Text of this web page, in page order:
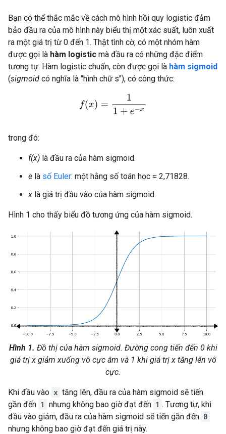
Bạn có thể thắc mắc về cách mô hình hồi quy logistic đảm
bảo đầu ra của mô hình này biểu thị một xác suất, luôn xuất
ra một giá trị từ 0 đến 1. Thật tình cờ, có một nhóm hàm
được gọi là hàm logistic mà đầu ra có những đặc điểm
tương tự. Hàm logistic chuẩn, còn được gọi là hàm sigmoid
(sigmoid có nghĩa là "hình chữ s"), có công thức:
( −x
trong đó:
f(x) là đầu ra của hàm sigmoid.
e là số Euler: một hằng số toán học ≈ 2,71828.
x là giá trị đầu vào của hàm sigmoid.
Hình 1 cho thấy biểu đồ tương ứng của hàm sigmoid.
Hình 1. Đồ thị của hàm sigmoid. Đường cong tiến đến 0 khi
giá trị xgiảm xuống vô cực âm và 1 khi giá trị xtăng lên vô
cực.
Khi đầu vào x tăng lên, đầu ra của hàm sigmoid sẽ tiến
gần đến 1 nhưng không bao giờ đạt đến 1 . Tương tự, khi
đầu vào giảm, đầu ra của hàm sigmoid sẽ tiến gần đến 0
nhưng không bao giờ đạt đến giá trị này.